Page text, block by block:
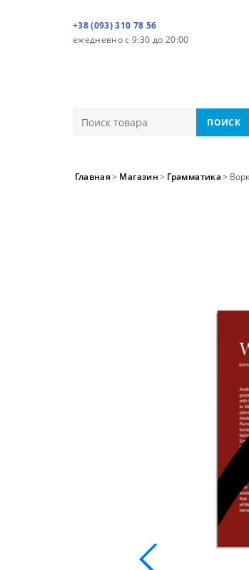
+38 (093) 310 78 56
ежедневно с 9:30 до 20:00
ПОИСК
Главная > Магазин > Грамматика >